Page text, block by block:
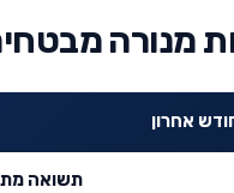
מנורה
אחרון
תשואה